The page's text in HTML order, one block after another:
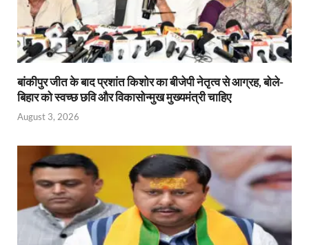
बांकीपुर जीत के बाद प्रशांत किशोर का बीजेपी नेतृत्व से आग्रह, बोले-
बिहार को स्वच्छ छवि और विकासोन्मुख मुख्यमंत्री चाहिए
August 3, 2026